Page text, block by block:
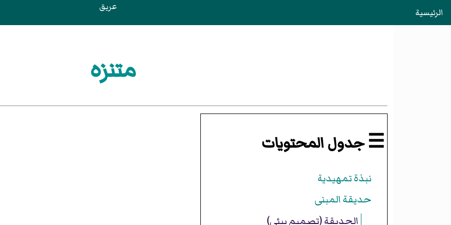
الرئيسية عريق
متنزه
☰ جدول المحتويات
نبذة تمهيدية
حديقة المبنى
الحديقة (تصميم بيئي)